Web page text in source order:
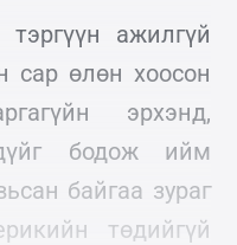
ажилгүй
сар өлөн хоосон
эрхэнд,
бодож ийм
байгаа зураг
төдийгүй